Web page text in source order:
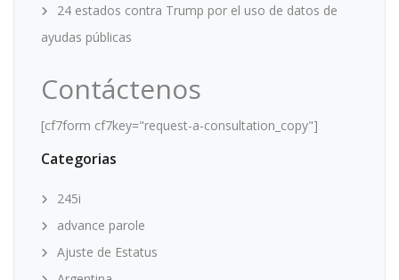
24 estados contra Trump por el uso de datos de
ayudas públicas
Contáctenos
[cf7form cf7key="request-a-consultation_copy"]
Categorias
245i
advance parole
Ajuste de Estatus